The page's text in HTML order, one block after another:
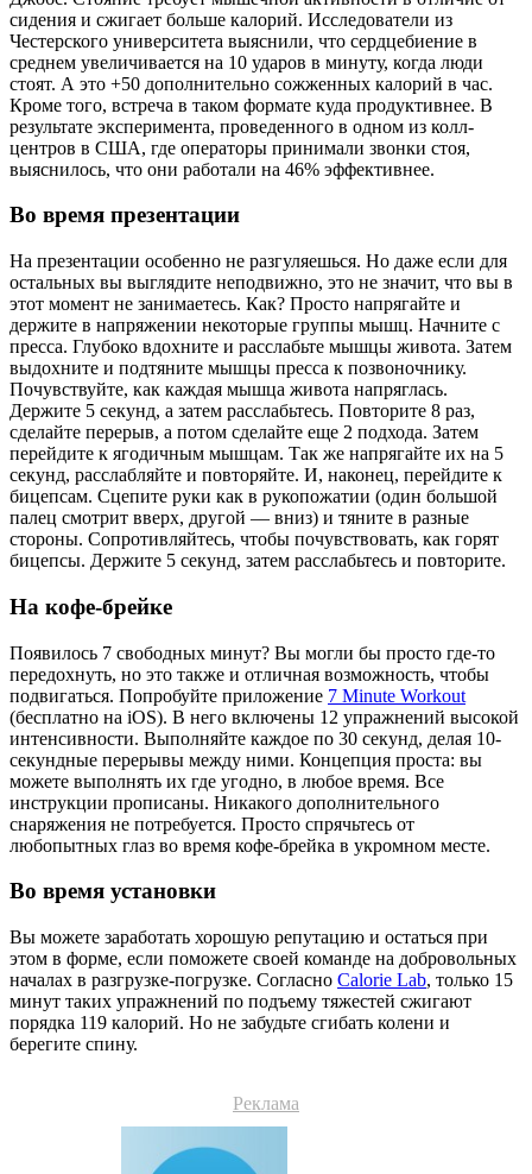
сидения и сжигает больше калорий. Исследователи из
Честерского университета выяснили, что сердцебиение в
среднем увеличивается на 10 ударов в минуту, когда люди
стоят. А это +50 дополнительно сожженных калорий в час.
Кроме того, встреча в таком формате куда продуктивнее. В
результате эксперимента, проведенного в одном из колл-
центров в США, где операторы принимали звонки стоя,
выяснилось, что они работали на 46% эффективнее.
Во время презентации
На презентации особенно не разгуляешься. Но даже если для
остальных вы выглядите неподвижно, это не значит, что вы в
этот момент не занимаетесь. Как? Просто напрягайте и
держите в напряжении некоторые группы мышц. Начните с
пресса. Глубоко вдохните и расслабьте мышцы живота. Затем
выдохните и подтяните мышцы пресса к позвоночнику.
Почувствуйте, как каждая мышца живота напряглась.
Держите 5 секунд, а затем расслабьтесь. Повторите 8 раз,
сделайте перерыв, а потом сделайте еще 2 подхода. Затем
перейдите к ягодичным мышцам. Так же напрягайте их на 5
секунд, расслабляйте и повторяйте. И, наконец, перейдите к
бицепсам. Сцепите руки как в рукопожатии (один большой
палец смотрит вверх, другой — вниз) и тяните в разные
стороны. Сопротивляйтесь, чтобы почувствовать, как горят
бицепсы. Держите 5 секунд, затем расслабьтесь и повторите.
На кофе-брейке
Появилось 7 свободных минут? Вы могли бы просто где-то
передохнуть, но это также и отличная возможность, чтобы
подвигаться. Попробуйте приложение 7 Minute Workout
(бесплатно на iOS). В него включены 12 упражнений высокой
интенсивности. Выполняйте каждое по 30 секунд, делая 10-
секундные перерывы между ними. Концепция проста: вы
можете выполнять их где угодно, в любое время. Все
инструкции прописаны. Никакого дополнительного
снаряжения не потребуется. Просто спрячьтесь от
любопытных глаз во время кофе-брейка в укромном месте.
Во время установки
Вы можете заработать хорошую репутацию и остаться при
этом в форме, если поможете своей команде на добровольных
началах в разгрузке-погрузке. Согласно Calorie Lab, только 15
минут таких упражнений по подъему тяжестей сжигают
порядка 119 калорий. Но не забудьте сгибать колени и
берегите спину.
Реклама